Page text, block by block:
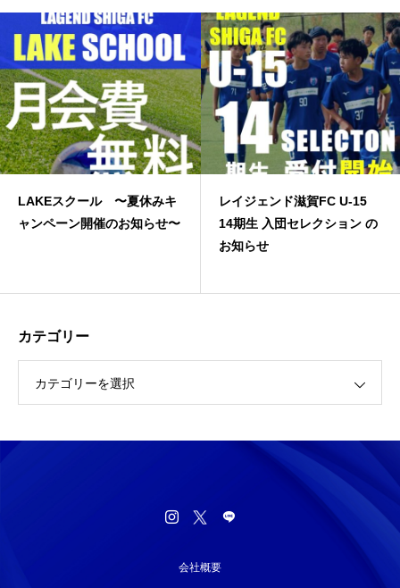
ール 〜夏休みキ
開催のお知らせ〜
レイジェンド滋賀FC U-15
14期生 入団セレクション の
JFA高
カテゴリー
カテゴリーを選択
会社概要